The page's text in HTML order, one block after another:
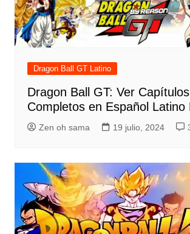
Dragon Ball GT Latino
Dragon Ball GT: Ver Capítulos
Completos en Español Latino
Zen oh sama 19 julio, 2024